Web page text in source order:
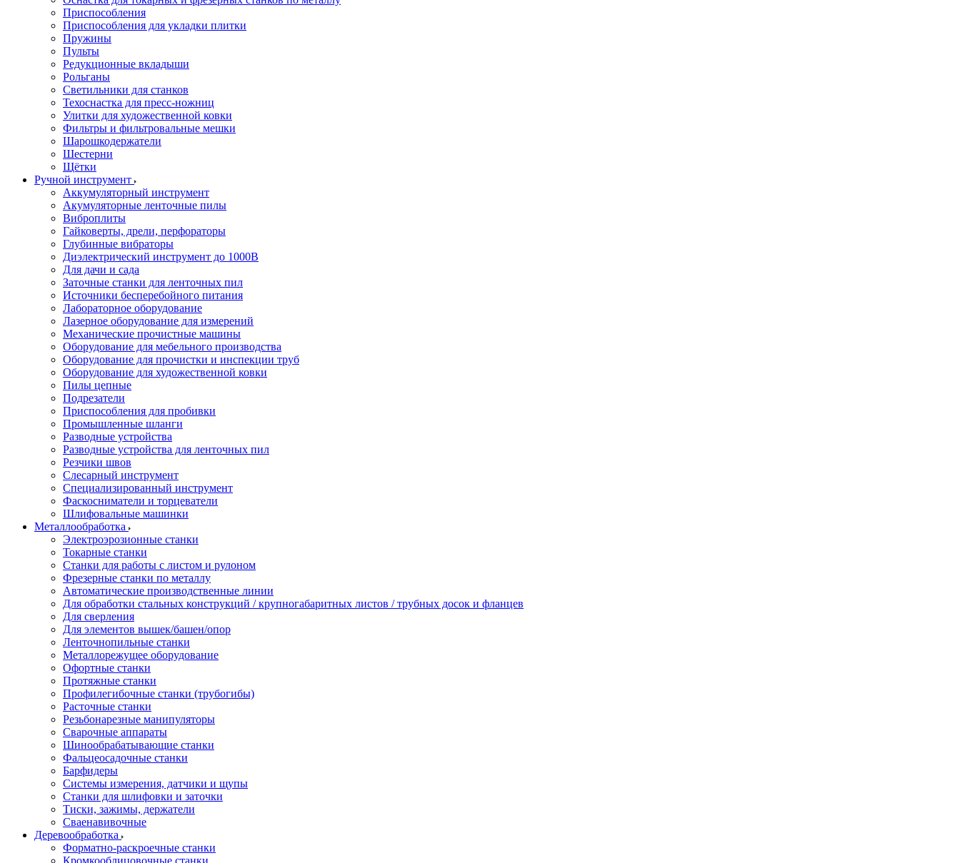
Приспособления
Приспособления для укладки плитки
Пружины
Пульты
Редукционные вкладыши
Рольганы
Светильники для станков
Техоснастка для пресс-ножниц
Улитки для художественной ковки
Фильтры и фильтровальные мешки
Шарошкодержатели
Шестерни
Щётки
Ручной инструмент
Аккумуляторный инструмент
Акумуляторные ленточные пилы
Виброплиты
Гайковерты, дрели, перфораторы
Глубинные вибраторы
Диэлектрический инструмент до 1000В
Для дачи и сада
Заточные станки для ленточных пил
Источники бесперебойного питания
Лабораторное оборудование
Лазерное оборудование для измерений
Механические прочистные машины
Оборудование для мебельного производства
Оборудование для прочистки и инспекции труб
Оборудование для художественной ковки
Пилы цепные
Подрезатели
Приспособления для пробивки
Промышленные шланги
Разводные устройства
Разводные устройства для ленточных пил
Резчики швов
Слесарный инструмент
Специализированный инструмент
Фаскосниматели и торцеватели
Шлифовальные машинки
Металлообработка
Электроэрозионные станки
Токарные станки
Станки для работы с листом и рулоном
Фрезерные станки по металлу
Автоматические производственные линии
Для обработки стальных конструкций / крупногабаритных листов / трубных досок и фланцев
Для сверления
Для элементов вышек/башен/опор
Ленточнопильные станки
Металлорежущее оборудование
Офортные станки
Протяжные станки
Профилегибочные станки (трубогибы)
Расточные станки
Резьбонарезные манипуляторы
Сварочные аппараты
Шинообрабатывающие станки
Фальцеосадочные станки
Барфидеры
Системы измерения, датчики и щупы
Станки для шлифовки и заточки
Тиски, зажимы, держатели
Cваенавивочные
Деревообработка
Форматно-раскроечные станки
Кромкооблицовочные станки